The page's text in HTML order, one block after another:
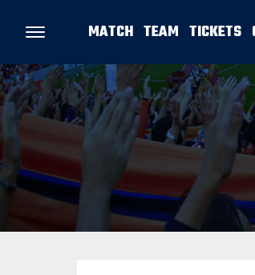
MATCH TEAM TICKETS